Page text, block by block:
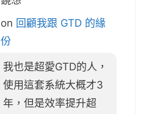
on 回顧我跟 GTD 的緣
份
我也是超愛GTD的人，
使用這套系統大概才3
年，但是效率提升超